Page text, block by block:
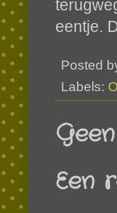
eentje.
Posted
Labels:
Een